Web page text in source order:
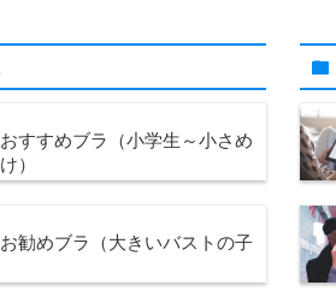
すすめブラ（小学生～小さめ
）
勧めブラ（大きいバストの子
folder